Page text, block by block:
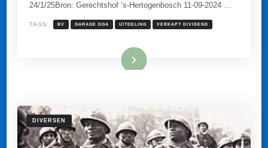
GARAGE
WONING
24/1/25Bron: Gerechtshof ‘s-Hertogenbosch 11-09-2024 …
TAGS: BV GARAGE DGA UITDELING VERKAPT DIVIDEND
Lees meer
DIVERSEN